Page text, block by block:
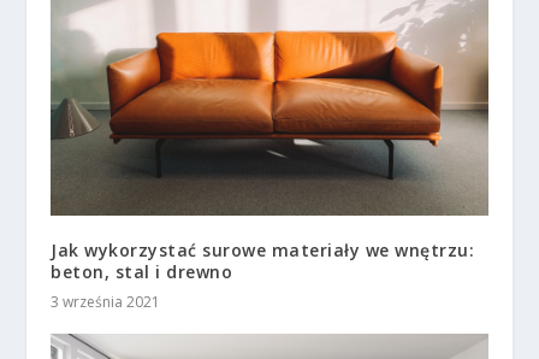
Jak wykorzystać surowe materiały we wnętrzu:
beton, stal i drewno
3 września 2021